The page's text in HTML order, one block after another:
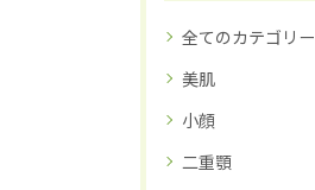
全てのカテゴリー
美肌
小顔
二重顎